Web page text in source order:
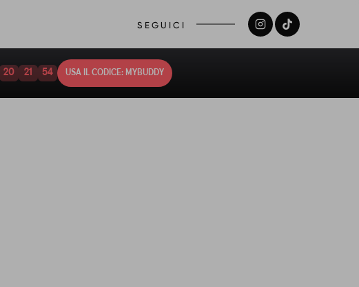
SEGUICI
20 21 53 USA IL CODICE: MYBUDDY